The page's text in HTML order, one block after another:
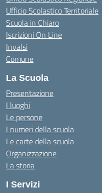
Ufficio Scolastico Territoriale
Scuola in Chiaro
Iscrizioni On Line
Invalsi
Comune
La Scuola
Presentazione
I luoghi
Le persone
I numeri della scuola
Le carte della scuola
Organizzazione
La storia
I Servizi